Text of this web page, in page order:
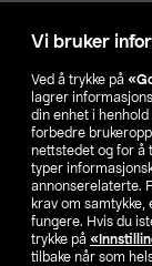
Vi bruker
Ved å trykke på
lagrer
din enhet i henhold
forbedre
nettstedet og for å
typer
annonserelaterte.
krav om
fungere. Hvis du
trykke på
tilbake når som
Våre selskaper